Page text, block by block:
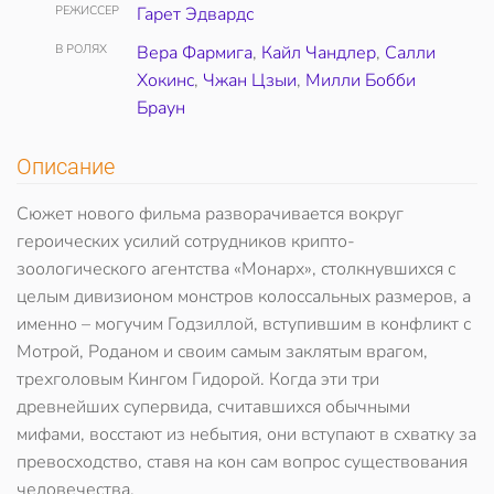
РЕЖИССЕР Гарет Эдвардс
В РОЛЯХ Вера Фармига, Кайл Чандлер, Салли
Хокинс, Чжан Цзыи, Милли Бобби
Браун
Описание
Сюжет нового фильма разворачивается вокруг
героических усилий сотрудников крипто-
зоологического агентства «Монарх», столкнувшихся с
целым дивизионом монстров колоссальных размеров, а
именно – могучим Годзиллой, вступившим в конфликт с
Мотрой, Роданом и своим самым заклятым врагом,
трехголовым Кингом Гидорой. Когда эти три
древнейших супервида, считавшихся обычными
мифами, восстают из небытия, они вступают в схватку за
превосходство, ставя на кон сам вопрос существования